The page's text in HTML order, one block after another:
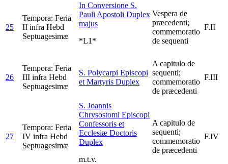
25
Tempora: Feria
II infra Hebd
Septuagesimæ
In Conversione S.
Pauli Apostoli Duplex
majus
*L1*
Vespera de
præcedenti;
commemoratio
de sequenti
F.II
26
Tempora: Feria
III infra Hebd
Septuagesimæ
S. Polycarpi Episcopi
et Martyris Duplex
A capitulo de
sequenti;
commemoratio
de præcedenti
F.III
27
Tempora: Feria
IV infra Hebd
Septuagesimæ
S. Joannis
Chrysostomi Episcopi
Confessoris et
Ecclesiæ Doctoris
Duplex
m.t.v.
A capitulo de
sequenti;
commemoratio
de præcedenti
F.IV